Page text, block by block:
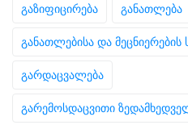
გაზიფიცირება განათლება
განათლებისა და მეცნიერების
გარდაცვალება
გარემოსდაცვითი